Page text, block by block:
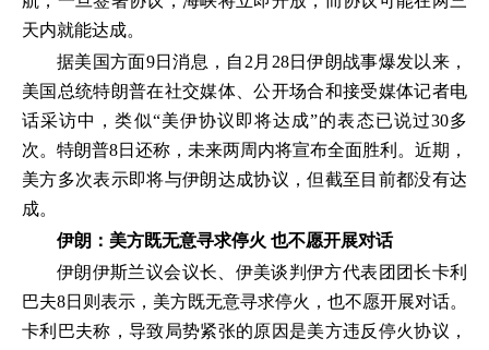
天内就能达成。
据美国方面9日消息，自2月28日伊朗战事爆发以来，
美国总统特朗普在社交媒体、公开场合和接受媒体记者电
话采访中，类似“美伊协议即将达成”的表态已说过30多
次。特朗普8日还称，未来两周内将宣布全面胜利。近期，
美方多次表示即将与伊朗达成协议，但截至目前都没有达
成。
伊朗：美方既无意寻求停火 也不愿开展对话
伊朗伊斯兰议会议长、伊美谈判伊方代表团团长卡利
巴夫8日则表示，美方既无意寻求停火，也不愿开展对话。
卡利巴夫称，导致局势紧张的原因是美方违反停火协议，